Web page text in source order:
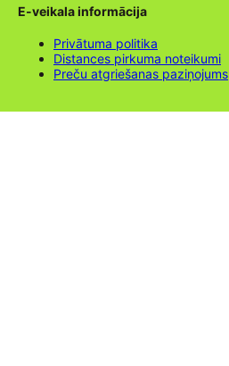
E-veikala informācija
Privātuma politika
Distances pirkuma noteikumi
Preču atgriešanas paziņojums